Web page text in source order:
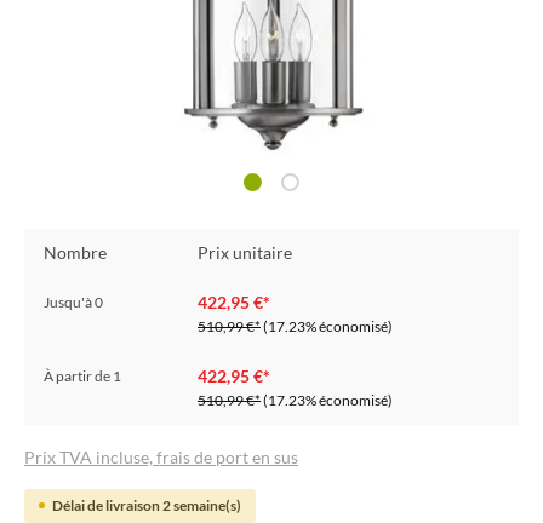
Nombre Prix unitaire
Jusqu'à0 422,95 €*
510,99 €*(17.23% économisé)
À partir de 1 422,95 €*
510,99 €*(17.23% économisé)
Prix TVA incluse, frais de port en sus
Délai de livraison 2 semaine(s)